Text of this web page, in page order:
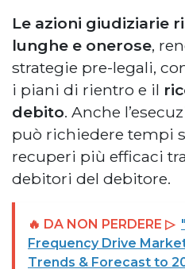
Le azioni giudiziarie
lunghe e onerose,
strategie pre-legali,
i piani di rientro e il
debito. Anche
può richiedere tempi
recuperi più efficaci
debitori del debitore.
🔥 DA NON PERDERE ▷
Frequency Drive
Trends & Forecast to